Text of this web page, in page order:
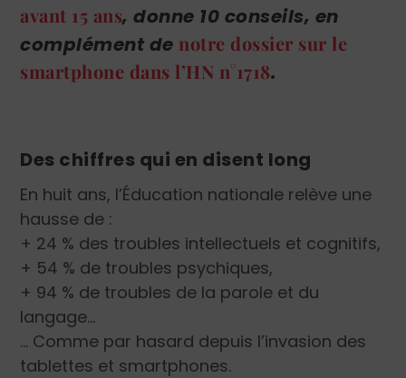
avant 15 ans, donne 10 conseils, en
complément de notre dossier sur le
smartphone dans l’HN n°1718.
Des chiffres qui en disent long
En huit ans, l’Éducation nationale relève une
hausse de :
+ 24 % des troubles intellectuels et cognitifs,
+ 54 % de troubles psychiques,
+ 94 % de troubles de la parole et du
langage…
… Comme par hasard depuis l’invasion des
tablettes et smartphones.